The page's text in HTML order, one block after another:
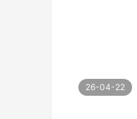
26-04-22